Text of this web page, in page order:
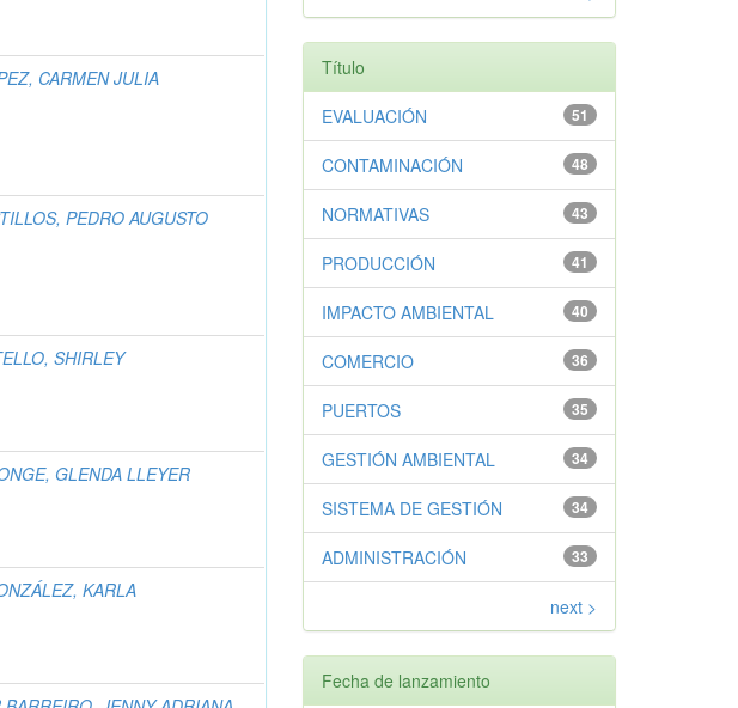
CARMEN JULIA
PEDRO AUGUSTO
SHIRLEY
GLENDA LLEYER
KARLA
Título
51
EVALUACIÓN
48
CONTAMINACIÓN
43
NORMATIVAS
41
PRODUCCIÓN
40
IMPACTO AMBIENTAL
36
COMERCIO
35
PUERTOS
34
GESTIÓN AMBIENTAL
34
SISTEMA DE GESTIÓN
33
ADMINISTRACIÓN
next >
Fecha de lanzamiento